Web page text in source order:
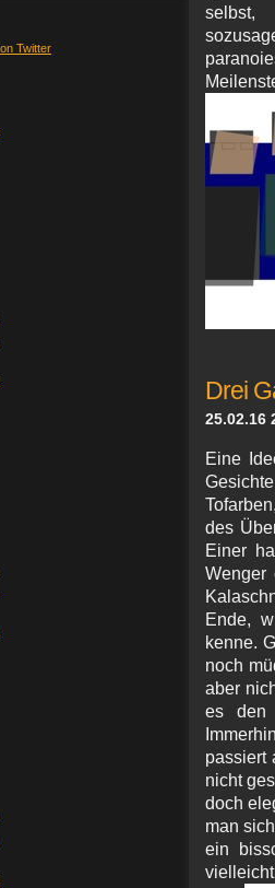
selbst,
Drei
25.02.16
Eine
des
Einer
Wenger
Ende,
kenne.
noch
aber
es den
passiert
nicht
doch
man
ein